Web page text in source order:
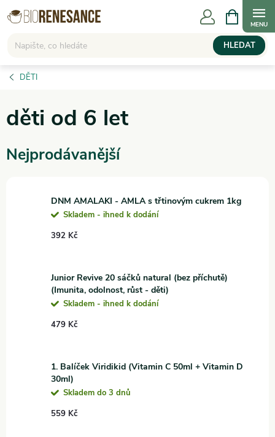
Přejít
na
HLEDAT
NÁKUPNÍ
KOŠÍK
DĚTI
děti od 6 let
Nejprodávanější
DNM AMALAKI - AMLA s třtinovým cukrem 1kg
Skladem - ihned k dodání
392 Kč
Junior Revive 20 sáčků natural (bez příchutě)
(Imunita, odolnost, růst - děti)
Skladem - ihned k dodání
479 Kč
1. Balíček Viridikid (Vitamin C 50ml + Vitamin D
30ml)
Skladem do 3 dnů
559 Kč